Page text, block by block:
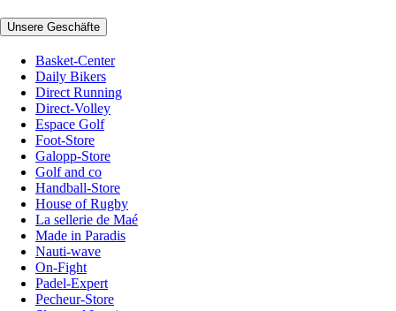
Unsere Geschäfte
Basket-Center
Daily Bikers
Direct Running
Direct-Volley
Espace Golf
Foot-Store
Galopp-Store
Golf and co
Handball-Store
House of Rugby
La sellerie de Maé
Made in Paradis
Nauti-wave
On-Fight
Padel-Expert
Pecheur-Store